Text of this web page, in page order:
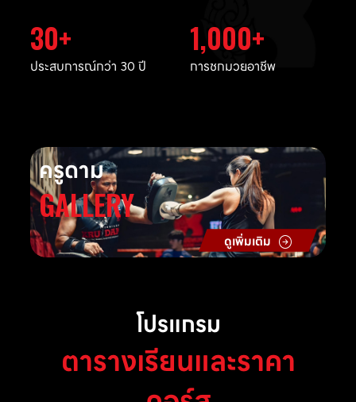
30
ประสบการณ์กว่า 30 ปี
1,000
การชกมวยอาชีพ
ครูดาม
GALLERY
ดูเพิ่มเติม
โปรแกรม
ตารางเรียนและราคา